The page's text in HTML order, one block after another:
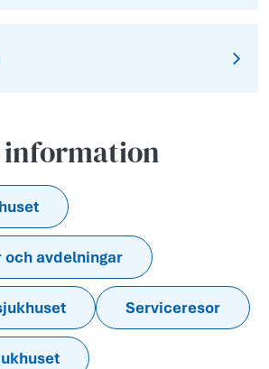
information
och avdelningar
Serviceresor